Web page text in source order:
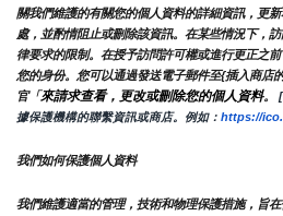
關我們維護的有關您的個人資料的詳細資訊，更
處，並酌情阻止或刪除該資訊。在某些情況下，
律要求的限制。在授予訪問許可權或進行更正之
您的身份。您可以通過發送電子郵件至{插入商店
官「來請求查看，更改或刪除您的個人資料。
據保護機構的聯繫資訊或商店。例如： https://
我們如何保護個人資料
我們維護適當的管理，技術和物理保護措施，旨